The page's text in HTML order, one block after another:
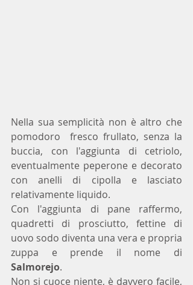
Nella sua semplicità non è altro che
pomodoro  fresco frullato, senza la
buccia, con l'aggiunta di cetriolo,
eventualmente peperone e decorato
con anelli di cipolla e lasciato
relativamente liquido.
Con l'aggiunta di pane raffermo,
quadretti di prosciutto, fettine di
uovo sodo diventa una vera e propria
Salmorejo.
Non si cuoce niente, è davvero facile,